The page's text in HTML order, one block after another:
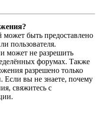
быть предоставлено
пользователя.
может не разрешить
форумах. Также
разрешено только
Если вы не знаете, почему
свяжитесь с